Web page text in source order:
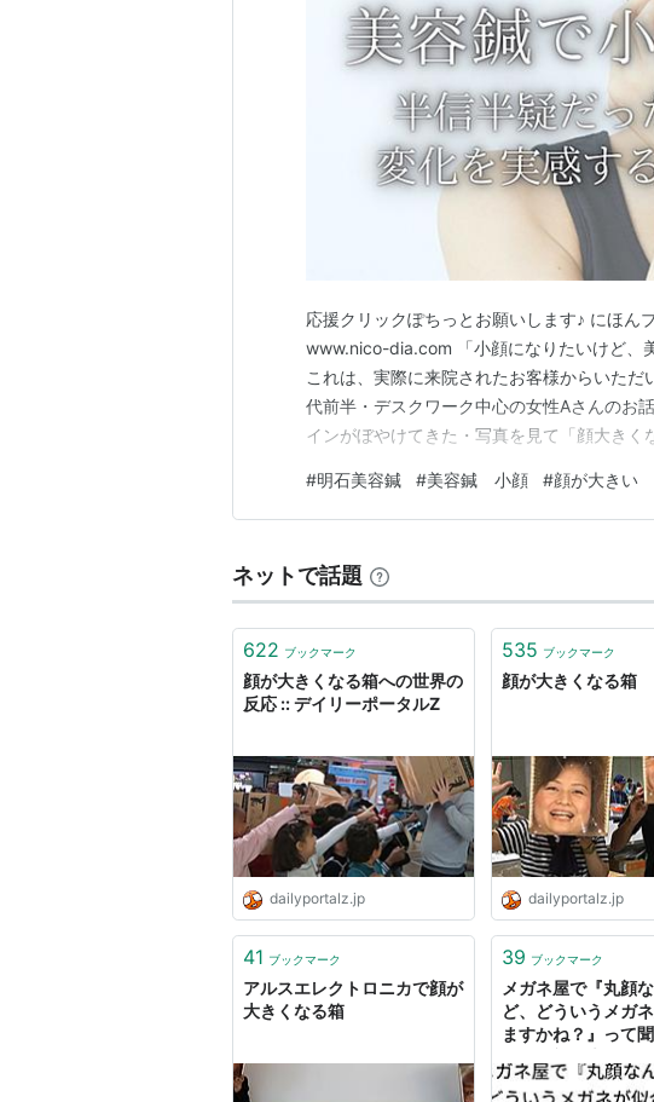
応援クリックぽちっとお願いします♪ にほん
www.nico-dia.com 「小顔になりたいけど、
これは、実際に来院されたお客様からいた
代前半・デスクワーク中心の女性Aさんのお
インがぼやけてきた・写真を見て「顔大きく
は半信半疑でした。 目次 来院時のお悩みと
因🔍 ① 無意識の食いしばり ②…
#明石美容鍼 #美容鍼 小顔 #顔が大きい
ネットで話題
622 ブックマーク
顔が大きくなる箱への世界の
反応 :: デイリーポータルZ
dailyportalz.jp
535 ブックマーク
顔が大きくなる箱
dailyportalz.jp
41 ブックマーク
アルスエレクトロニカで顔が
大きくなる箱
39 ブックマーク
メガネ屋で『丸顔
ど、どういうメガ
ますかね？』って
本音で言い直され